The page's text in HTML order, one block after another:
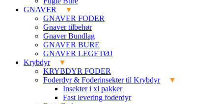
GNAVER
GNAVER FODER
Gnaver tilbehør
Gnaver Bundlag
GNAVER BURE
GNAVER LEGETØJ
Krybdyr
KRYBDYR FODER
Foderdyr & Foderinsekter til Krybdyr
Insekter i xl pakker
Fast levering foderdyr